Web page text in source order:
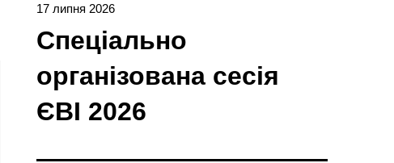
17 липня 2026
Спеціально
організована сесія
ЄBI 2026